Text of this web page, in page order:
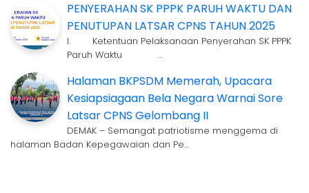
PENYERAHAN SK PPPK PARUH WAKTU DAN
PENUTUPAN LATSAR CPNS TAHUN 2025
I. Ketentuan Pelaksanaan Penyerahan SK PPPK
Paruh Waktu …
Halaman BKPSDM Memerah, Upacara
Kesiapsiagaan Bela Negara Warnai Sore
Latsar CPNS Gelombang II
DEMAK – Semangat patriotisme menggema di
halaman Badan Kepegawaian dan Pe…